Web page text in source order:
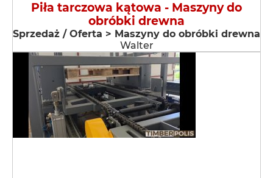
Piła tarczowa kątowa - Maszyny do
obróbki drewna
Sprzedaż / Oferta > Maszyny do obróbki drewna
Walter